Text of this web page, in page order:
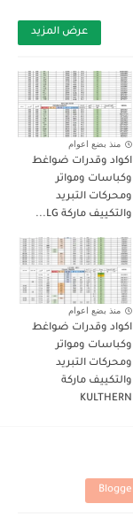
عرض المزيد
منذ بضع اعوام
اكواد وقدرات ضواغط
وكباسات ومواتر
ومحركات التبريد
والتكييف ماركة LG...
منذ بضع اعوام
اكواد وقدرات ضواغط
وكباسات ومواتر
ومحركات التبريد
والتكييف ماركة
KULTHERN